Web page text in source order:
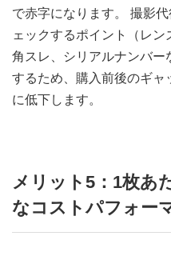
で赤字になります。 撮影
ェックするポイント（レ
角スレ、シリアルナンバ
するため、購入前後のギャ
に低下します。
メリット5：1枚あ
なコストパフォー